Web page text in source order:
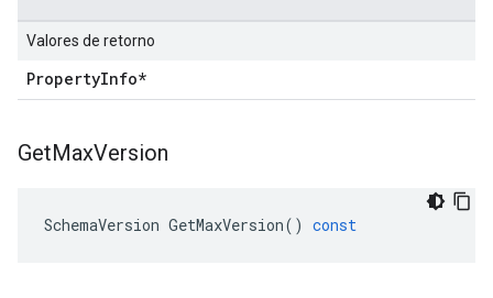
Valores de retorno
PropertyInfo*
GetMaxVersion
SchemaVersion GetMaxVersion() const